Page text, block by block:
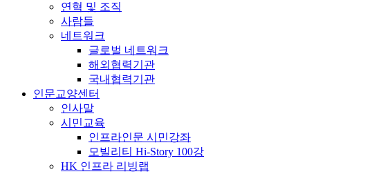
연혁 및 조직
사람들
네트워크
글로벌 네트워크
해외협력기관
국내협력기관
인문교양센터
인사말
시민교육
인프라인문 시민강좌
모빌리티 Hi-Story 100강
HK 인프라 리빙랩